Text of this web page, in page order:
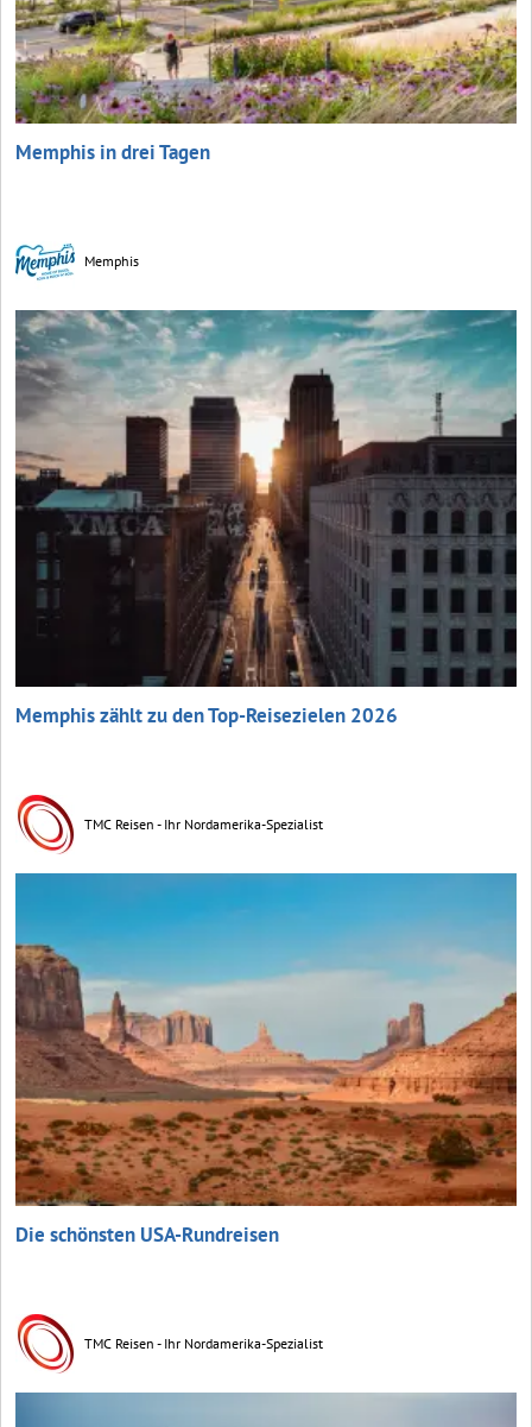
Memphis in drei Tagen
Memphis
Memphis zählt zu den Top-Reisezielen 2026
TMC Reisen - Ihr Nordamerika-Spezialist
Die schönsten USA-Rundreisen
TMC Reisen - Ihr Nordamerika-Spezialist